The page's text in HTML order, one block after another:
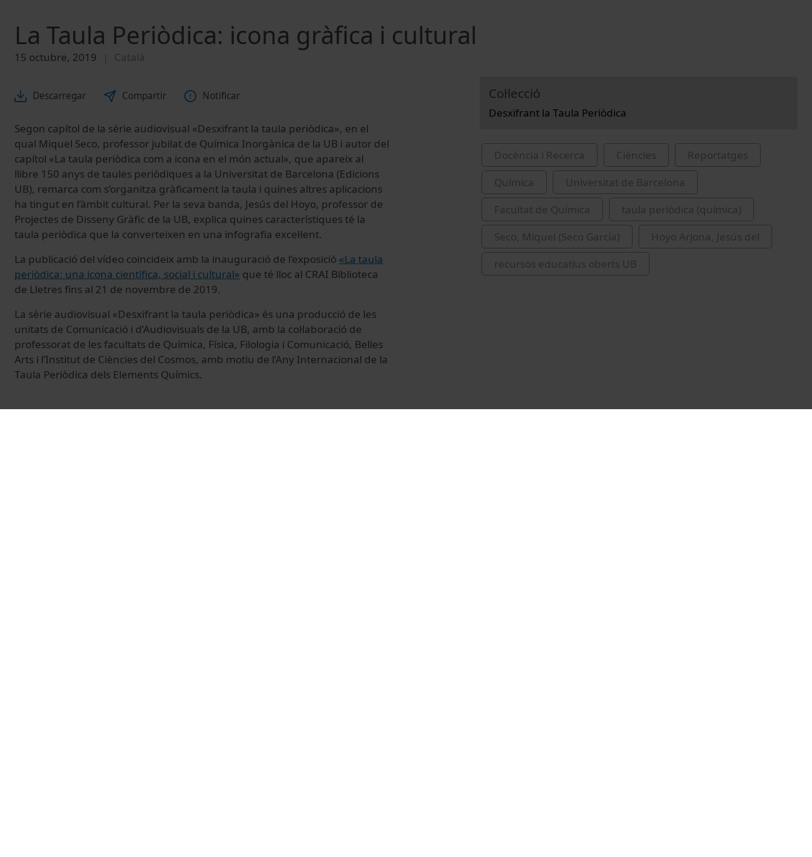
La Taula Periòdica: icona gràfica i cultural
15 octubre, 2019 Català
Descarregar Compartir Notificar
Segon capítol de la sèrie audiovisual «Desxifrant la taula periòdica», en el
qual Miquel Seco, professor jubilat de Química Inorgànica de la UB i autor del
capítol «La taula periòdica com a icona en el món actual», que apareix al
llibre 150 anys de taules periòdiques a la Universitat de Barcelona (Edicions
UB), remarca com s’organitza gràficament la taula i quines altres aplicacions
ha tingut en l’àmbit cultural. Per la seva banda, Jesús del Hoyo, professor de
Projectes de Disseny Gràfic de la UB, explica quines característiques té la
taula periòdica que la converteixen en una infografia excel·lent.
La publicació del vídeo coincideix amb la inauguració de l’exposició «La taula
periòdica: una icona científica, social i cultural» que té lloc al CRAI Biblioteca
de Lletres fins al 21 de novembre de 2019.
La sèrie audiovisual «Desxifrant la taula periòdica» és una producció de les
unitats de Comunicació i d’Audiovisuals de la UB, amb la col·laboració de
professorat de les facultats de Química, Física, Filologia i Comunicació, Belles
Arts i l’Institut de Ciències del Cosmos, amb motiu de l’Any Internacional de la
Taula Periòdica dels Elements Químics.
Col·lecció
Desxifrant la Taula Periòdica
Docència i Recerca Ciències
Reportatges
Química
Universitat de Barcelona
Facultat de Química
taula periòdica (química)
Seco, Miquel (Seco García)
Hoyo Arjona, Jesús del
recursos educatius oberts UB